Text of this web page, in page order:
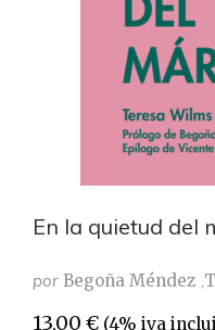
En la quietud del
por Begoña Méndez
13,00 € (4% iva